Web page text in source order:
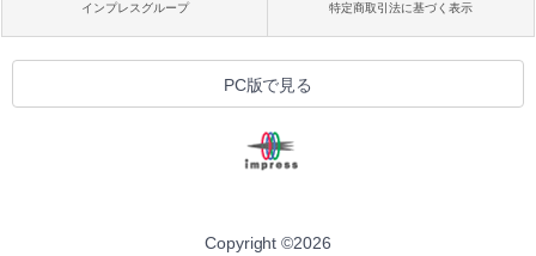
インプレスグループ 特定商取引法に基づく表示
PC版で見る
Copyright ©2026